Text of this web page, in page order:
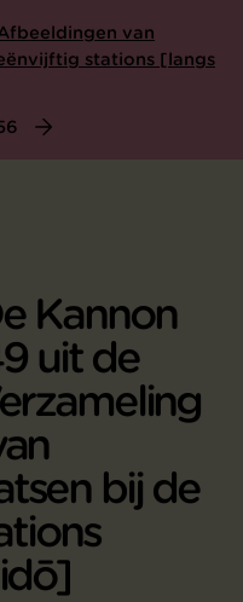
van
stations [langs
Kannon
uit de
bij de